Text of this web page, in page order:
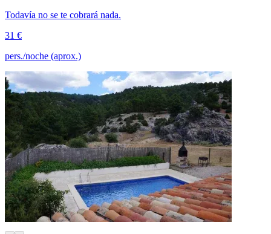
Todavía no se te cobrará nada.
31 €
pers./noche (aprox.)